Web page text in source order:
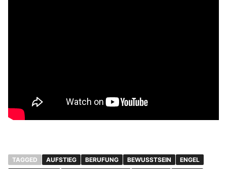
TAGGED AUFSTIEG BERUFUNG BEWUSSTSEIN
ENGEL